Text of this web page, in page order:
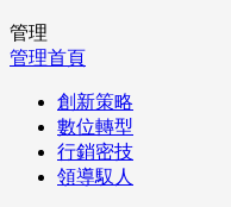
管理
管理首頁
創新策略
數位轉型
行銷密技
領導馭人